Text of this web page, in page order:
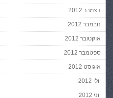
דצמבר 2012
נובמבר 2012
אוקטובר 2012
ספטמבר 2012
אוגוסט 2012
יולי 2012
יוני 2012